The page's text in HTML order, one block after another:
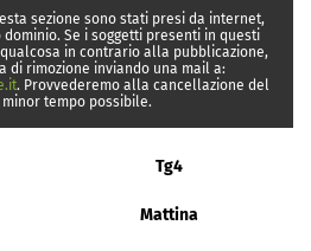
sezione sono stati presi da internet,
Se i soggetti presenti in questi
in contrario alla pubblicazione,
di rimozione inviando una mail a:
. Provvederemo alla cancellazione del
tempo possibile.
Tg4
Mattina